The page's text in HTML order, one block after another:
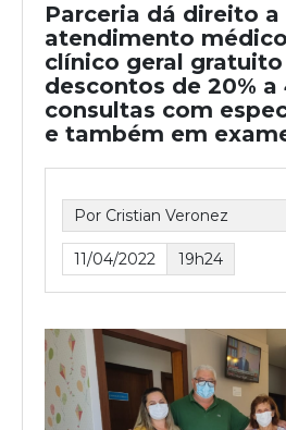
Parceria dá direito a
atendimento
clínico geral gratuito
descontos de 20% a
consultas com
e também em
Por Cristian Veronez
11/04/2022 19h24